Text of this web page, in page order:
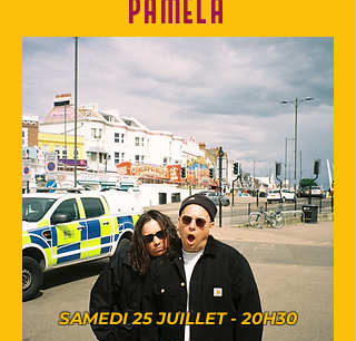
PAMELA
SAMEDI 25 JUILLET - 20H30